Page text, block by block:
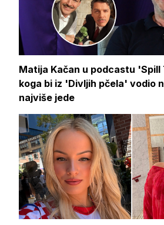
Matija Kačan u podcastu
koga bi iz 'Divljih pčela' vodio
najviše jede